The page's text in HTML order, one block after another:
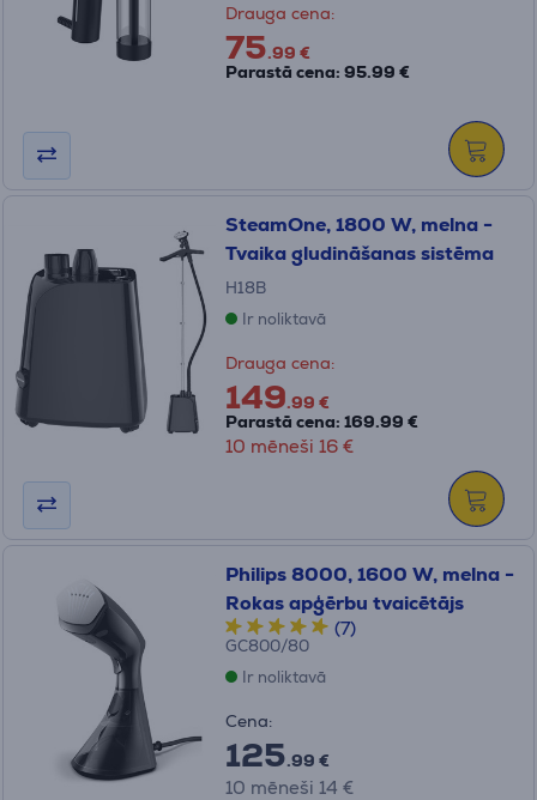
Drauga cena:
75.99 €
Parastā cena: 95.99 €
SteamOne, 1800 W, melna -
Tvaika gludināšanas sistēma
H18B
Ir noliktavā
Drauga cena:
149.99 €
Parastā cena: 169.99 €
10 mēneši 16 €
Philips 8000, 1600 W, melna -
Rokas apģērbu tvaicētājs
(7)
GC800/80
Ir noliktavā
Cena:
125.99 €
10 mēneši 14 €